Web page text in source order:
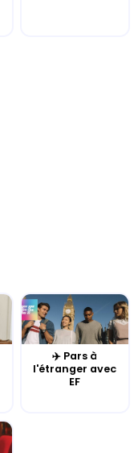
✈️ Pars à
l'étranger avec
EF